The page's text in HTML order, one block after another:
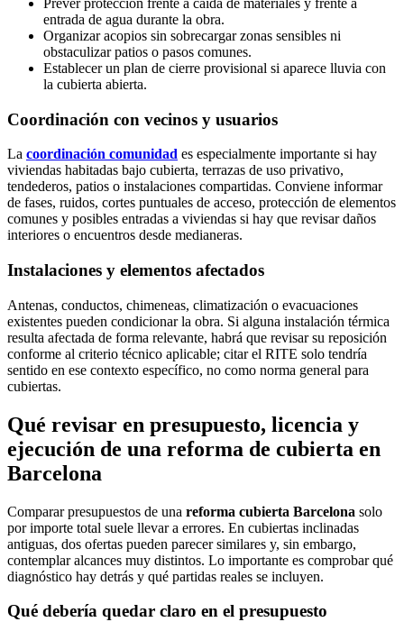
entrada de agua durante la obra.
Organizar acopios sin sobrecargar zonas sensibles ni
obstaculizar patios o pasos comunes.
Establecer un plan de cierre provisional si aparece lluvia con
la cubierta abierta.
Coordinación con vecinos y usuarios
La coordinación comunidad es especialmente importante si hay
viviendas habitadas bajo cubierta, terrazas de uso privativo,
tendederos, patios o instalaciones compartidas. Conviene informar
de fases, ruidos, cortes puntuales de acceso, protección de elementos
comunes y posibles entradas a viviendas si hay que revisar daños
interiores o encuentros desde medianeras.
Instalaciones y elementos afectados
Antenas, conductos, chimeneas, climatización o evacuaciones
existentes pueden condicionar la obra. Si alguna instalación térmica
resulta afectada de forma relevante, habrá que revisar su reposición
conforme al criterio técnico aplicable; citar el RITE solo tendría
sentido en ese contexto específico, no como norma general para
cubiertas.
Qué revisar en presupuesto, licencia y
ejecución de una reforma de cubierta en
Barcelona
Comparar presupuestos de una reforma cubierta Barcelona solo
por importe total suele llevar a errores. En cubiertas inclinadas
antiguas, dos ofertas pueden parecer similares y, sin embargo,
contemplar alcances muy distintos. Lo importante es comprobar qué
diagnóstico hay detrás y qué partidas reales se incluyen.
Qué debería quedar claro en el presupuesto